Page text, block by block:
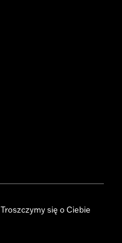
Troszczymy się o Ciebie